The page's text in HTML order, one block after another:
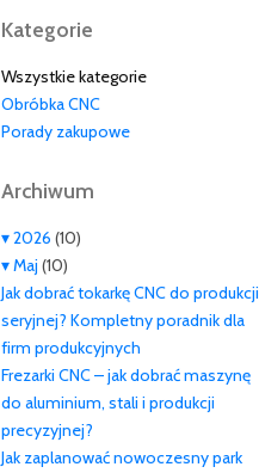
Kategorie
Wszystkie kategorie
Obróbka CNC
Porady zakupowe
Archiwum
▾2026 (10)
▾Maj (10)
Jak dobrać tokarkę CNC do produkcji
seryjnej? Kompletny poradnik dla
firm produkcyjnych
Frezarki CNC – jak dobrać maszynę
do aluminium, stali i produkcji
precyzyjnej?
Jak zaplanować nowoczesny park